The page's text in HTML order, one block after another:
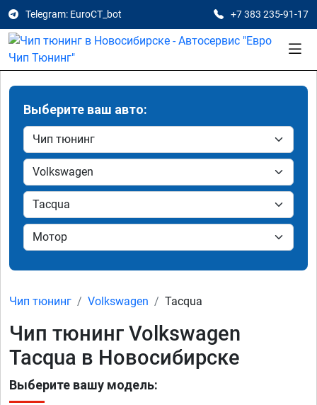
Telegram: EuroCT_bot +7 383 235-91-17
Выберите ваш авто:
Чип тюнинг Volkswagen Tacqua
Чип тюнинг Volkswagen
Tacqua в Новосибирске
Выберите вашу модель: